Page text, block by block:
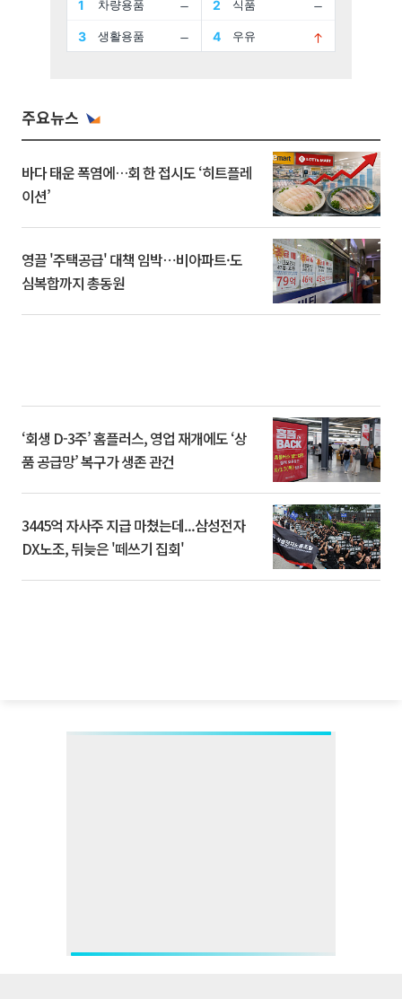
주요뉴스
바다 태운 폭염에…회 한 접시도 ‘히트플레
이션’
영끌 '주택공급' 대책 임박⋯비아파트·도
심복합까지 총동원
‘회생 D-3주’ 홈플러스, 영업 재개에도 ‘상
품 공급망’ 복구가 생존 관건
3445억 자사주 지급 마쳤는데...삼성전자
DX노조, 뒤늦은 '떼쓰기 집회'